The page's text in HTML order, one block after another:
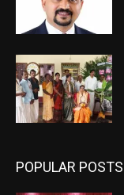
POPULAR POSTS